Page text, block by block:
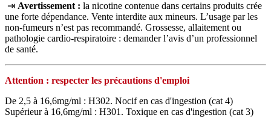
⇥ Avertissement : la nicotine contenue dans certains produits crée
une forte dépendance. Vente interdite aux mineurs. L’usage par les
non‑fumeurs n’est pas recommandé. Grossesse, allaitement ou
pathologie cardio‑respiratoire : demander l’avis d’un professionnel
de santé.
Attention : respecter les précautions d'emploi
De 2,5 à 16,6mg/ml : H302. Nocif en cas d'ingestion (cat 4)
Supérieur à 16,6mg/ml : H301. Toxique en cas d'ingestion (cat 3)